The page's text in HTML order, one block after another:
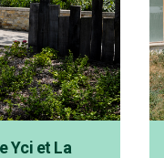
Yci et La